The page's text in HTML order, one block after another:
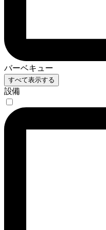
バーベキュー
すべて表示する
設備